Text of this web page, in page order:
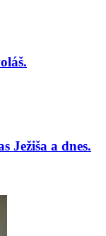
Ježiša a dnes.